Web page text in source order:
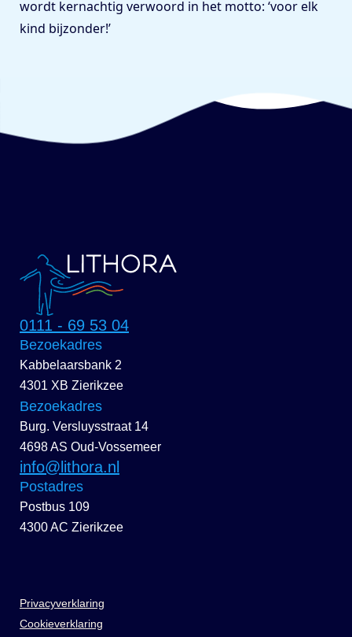
wordt kernachtig verwoord in het motto: ‘voor elk
kind bijzonder!’
0111 - 69 53 04
Bezoekadres
Kabbelaarsbank 2
4301 XB Zierikzee
Bezoekadres
Burg. Versluysstraat 14
4698 AS Oud-Vossemeer
info@lithora.nl
Postadres
Postbus 109
4300 AC Zierikzee
Privacyverklaring
Cookieverklaring